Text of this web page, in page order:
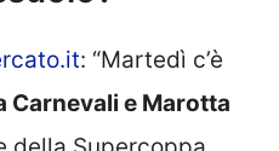
: “Martedì c’è
Carnevali e Marotta
della Supercoppa